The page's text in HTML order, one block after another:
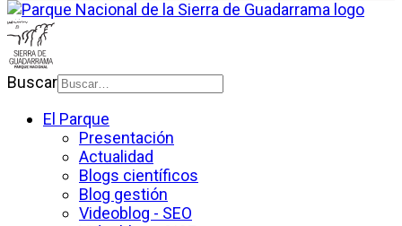
Buscar
El Parque
Presentación
Actualidad
Blogs científicos
Blog gestión
Videoblog - SEO